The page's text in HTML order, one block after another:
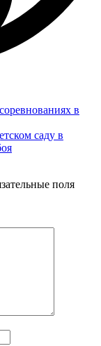
в
саду в
поля